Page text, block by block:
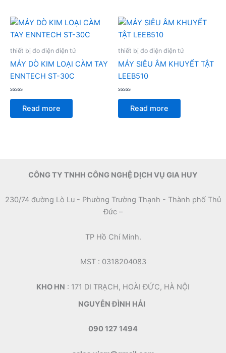
thiết bị đo điện điện tử
MÁY DÒ KIM LOẠI CÀM TAY
ENNTECH ST-30C
Rated
of
Read more
thiết bị đo điện điện tử
MÁY SIÊU ÂM KHUYẾT TẬT
LEEB510
Rated
of
Read more
CÔNG TY TNHH CÔNG NGHỆ DỊCH VỤ GIA HUY
230/74 đường Lò Lu - Phường Trường Thạnh - Thành phố Thủ
Đức –
TP Hồ Chí Minh.
MST : 0318204083
KHO HN : 171 DI TRẠCH, HOÀI ĐỨC, HÀ NỘI
NGUYỄN ĐÌNH HẢI
090 127 1494